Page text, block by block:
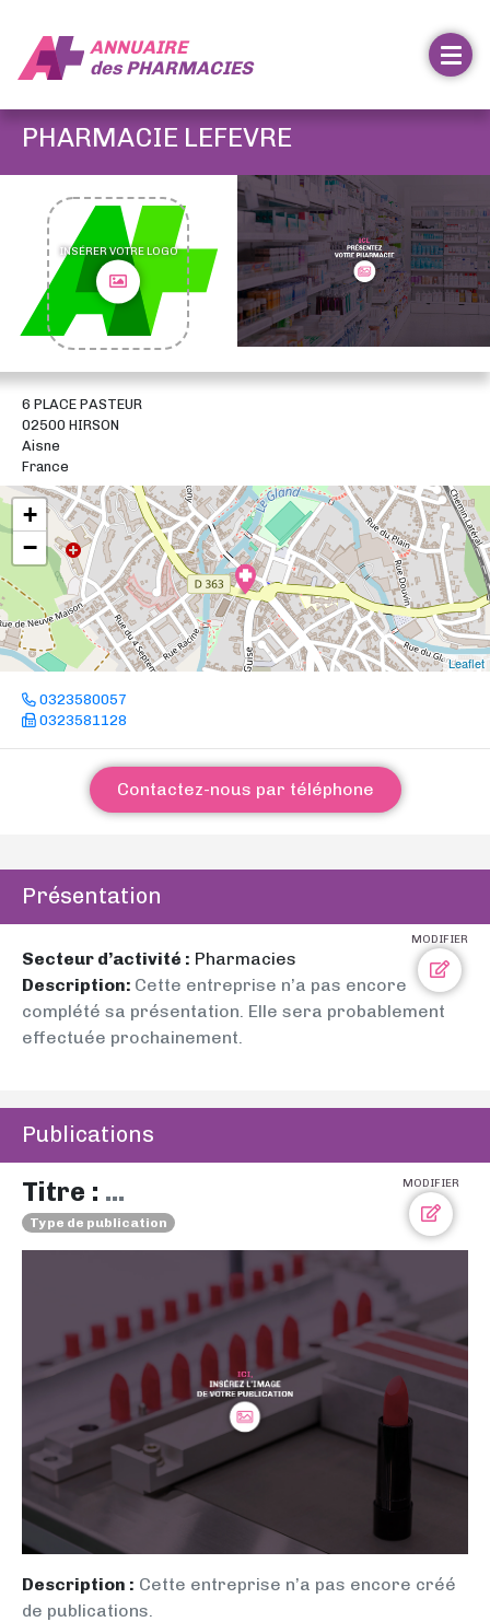
ANNUAIRE
desPHARMACIES
PHARMACIE LEFEVRE
INSÉRER VOTRE LOGO
6 PLACE PASTEUR
02500 HIRSON
Aisne
France
+
−
Leaflet
0323580057
0323581128
Contactez-nous par téléphone
Présentation
MODIFIER
Secteur d’activité : Pharmacies
Description: Cette entreprise n’a pas encore
complété sa présentation. Elle sera probablement
effectuée prochainement.
Publications
MODIFIER
Titre : ...
Type de publication
Description : Cette entreprise n’a pas encore créé
de publications.